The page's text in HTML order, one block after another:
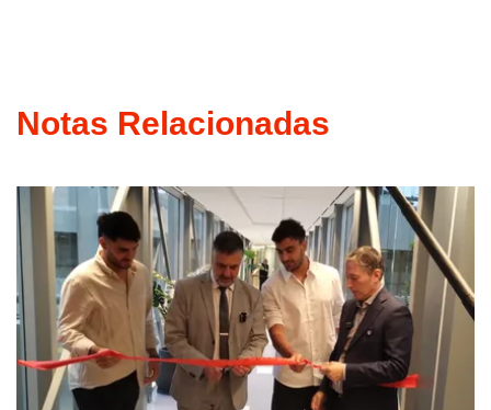
Notas Relacionadas